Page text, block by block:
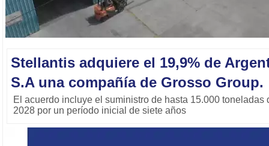
Stellantis adquiere el 19,9% de
S.A una compañía de Grosso Group.
El acuerdo incluye el suministro de hasta 15.000 toneladas
2028 por un período inicial de siete años